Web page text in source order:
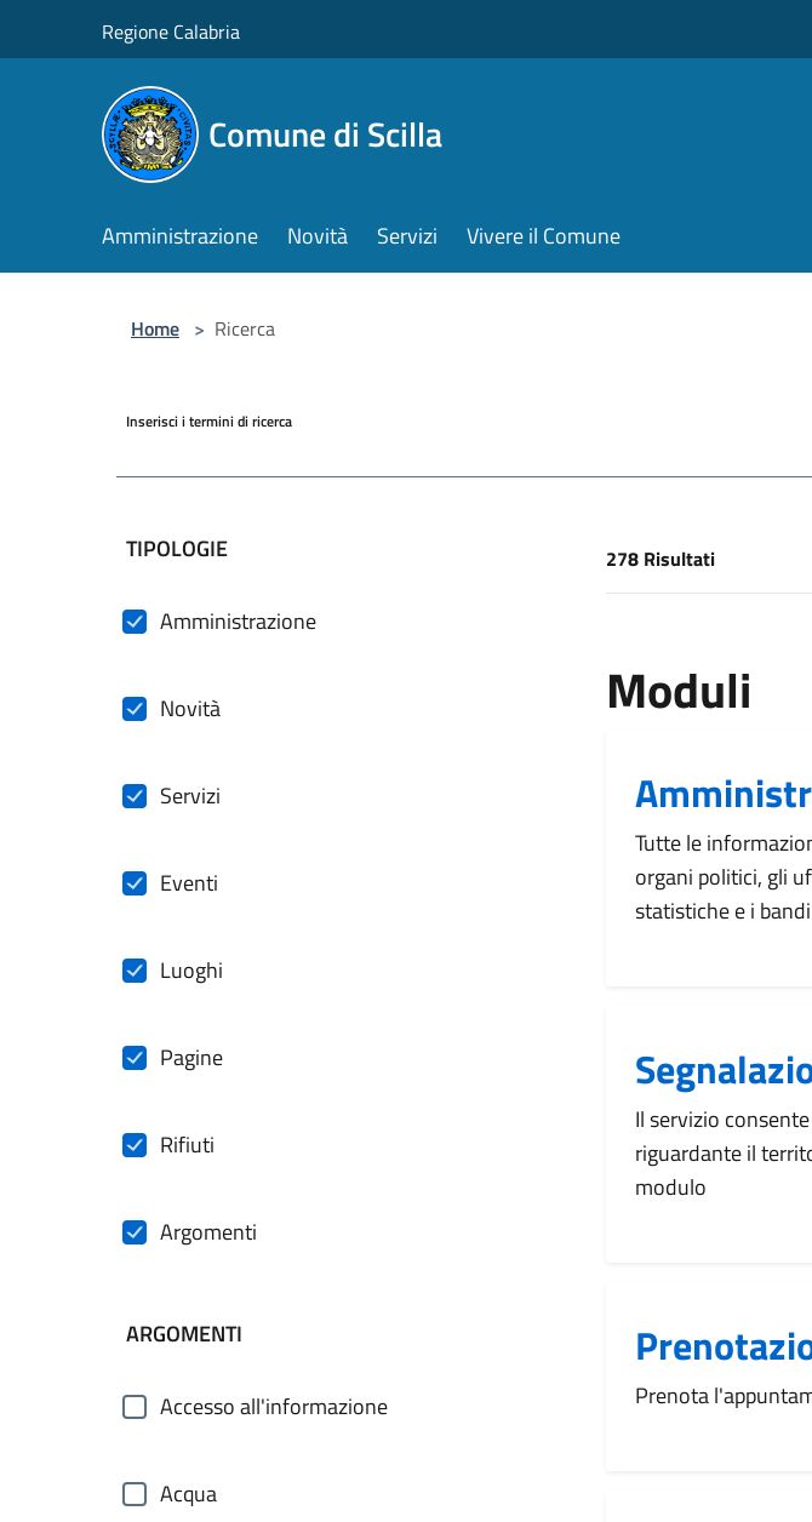
Regione Calabria
Comune di Scilla
Amministrazione Novità Servizi Vivere il Comune
Home > Ricerca
Inserisci i termini di ricerca
filtri da applicare
TIPOLOGIE
Amministrazione
Novità
Servizi
Eventi
Luoghi
Pagine
Rifiuti
Argomenti
ARGOMENTI
Accesso all'informazione
Acqua
[results]
278 Risultati
Moduli
Tutte le
organi politici, gli
statistiche e i
Il servizio
riguardante il
modulo
Prenota